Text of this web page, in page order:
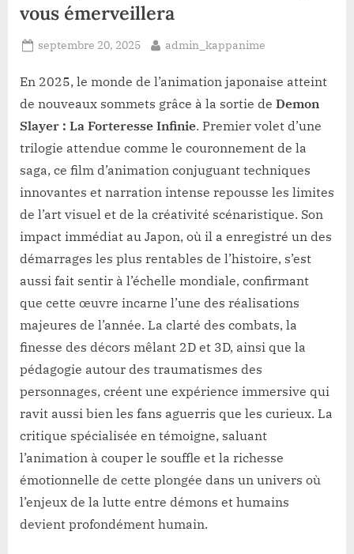
vous émerveillera
Posted
septembre 20, 2025 By
admin_kappanime
En 2025, le monde de l’animation japonaise atteint
de nouveaux sommets grâce à la sortie de Demon
Slayer : La Forteresse Infinie. Premier volet d’une
trilogie attendue comme le couronnement de la
saga, ce film d’animation conjuguant techniques
innovantes et narration intense repousse les limites
de l’art visuel et de la créativité scénaristique. Son
impact immédiat au Japon, où il a enregistré un des
démarrages les plus rentables de l’histoire, s’est
aussi fait sentir à l’échelle mondiale, confirmant
que cette œuvre incarne l’une des réalisations
majeures de l’année. La clarté des combats, la
finesse des décors mêlant 2D et 3D, ainsi que la
pédagogie autour des traumatismes des
personnages, créent une expérience immersive qui
ravit aussi bien les fans aguerris que les curieux. La
critique spécialisée en témoigne, saluant
l’animation à couper le souffle et la richesse
émotionnelle de cette plongée dans un univers où
l’enjeux de la lutte entre démons et humains
devient profondément humain.